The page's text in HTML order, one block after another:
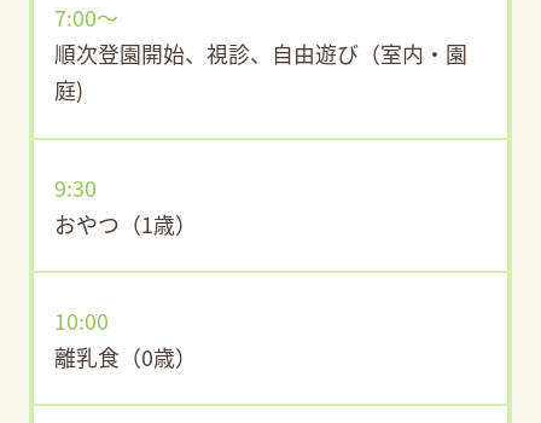
7:00〜
順次登園開始、視診、自由遊び（室内・園
庭)
9:30
おやつ（1歳）
10:00
離乳食（0歳）